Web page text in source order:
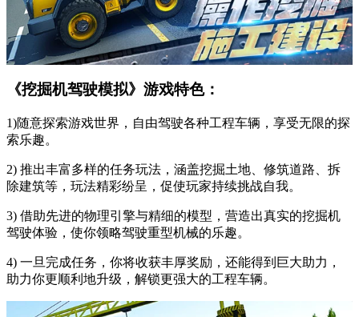
《挖掘机驾驶模拟》游戏特色：
1)随意探索游戏世界，自由驾驶各种工程车辆，享受无限的探
索乐趣。
2) 推出丰富多样的任务玩法，涵盖挖掘土地、修筑道路、拆
除建筑等，玩法精彩纷呈，促使玩家持续挑战自我。
3) 借助先进的物理引擎与精细的模型，营造出真实的挖掘机
驾驶体验，使你领略驾驶重型机械的乐趣。
4) 一旦完成任务，你将收获丰厚奖励，还能得到巨大助力，
助力你更顺利地升级，解锁更强大的工程车辆。